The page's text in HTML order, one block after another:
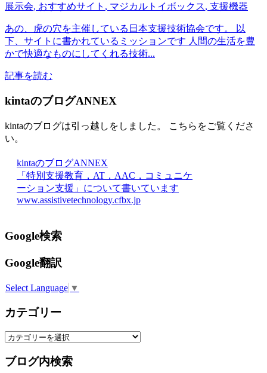
展示会, おすすめサイト , マジカルトイボックス, 支援機器
あの、虎の穴を主催している日本支援技術協会です。 以
下、サイトに書かれているミッションです 人間の生活を豊
かで快適なものにしてくれる技術...
記事を読む
kintaのブログANNEX
kintaのブログは引っ越しをしました。 こちらをご覧くださ
い。
kintaのブログANNEX
「特別支援教育，AT，AAC，コミュニケ
ーション支援」について書いています
www.assistivetechnology.cfbx.jp
Google検索
Google翻訳
Select Language ▼
カテゴリー
カ
ゴ
ブログ内検索